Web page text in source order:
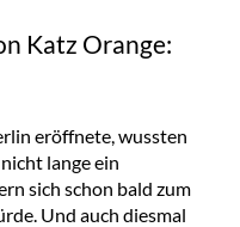
Katz Orange:
eröffnete, wussten
lange ein
sich schon bald zum
Und auch diesmal